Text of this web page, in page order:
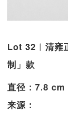
Lot 32︱清雍
制」款
直径：7.8 cm
来源：